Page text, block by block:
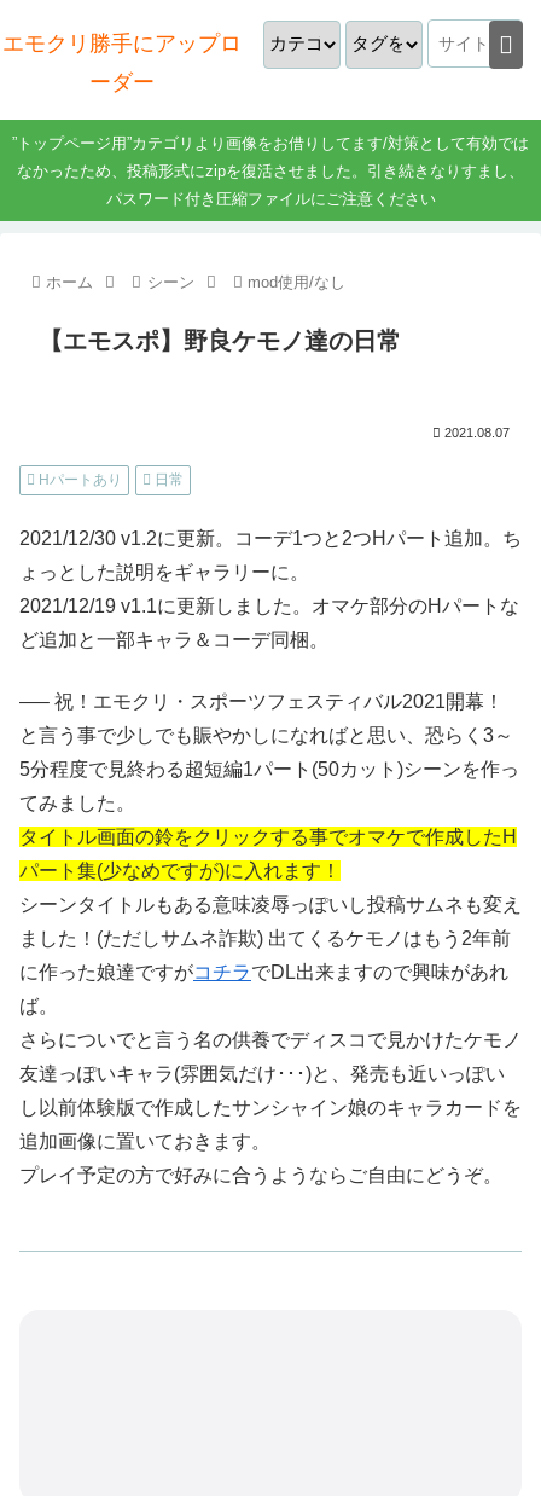
エモクリ勝手にアップロ
ーダー
”トップページ用”カテゴリより画像をお借りしてます/対策として有効では
なかったため、投稿形式にzipを復活させました。引き続きなりすまし、
パスワード付き圧縮ファイルにご注意ください
ホーム シーン mod使用/なし
【エモスポ】野良ケモノ達の日常
2021.08.07
Hパートあり 日常
2021/12/30 v1.2に更新。コーデ1つと2つHパート追加。ち
ょっとした説明をギャラリーに。
2021/12/19 v1.1に更新しました。オマケ部分のHパートな
ど追加と一部キャラ＆コーデ同梱。
—– 祝！エモクリ・スポーツフェスティバル2021開幕！
と言う事で少しでも賑やかしになればと思い、恐らく3～
5分程度で見終わる超短編1パート(50カット)シーンを作っ
てみました。
タイトル画面の鈴をクリックする事でオマケで作成したH
パート集(少なめですが)に入れます！
シーンタイトルもある意味凌辱っぽいし投稿サムネも変え
ました！(ただしサムネ詐欺) 出てくるケモノはもう2年前
に作った娘達ですがコチラでDL出来ますので興味があれ
ば。
さらについでと言う名の供養でディスコで見かけたケモノ
友達っぽいキャラ(雰囲気だけ･･･)と、発売も近いっぽい
し以前体験版で作成したサンシャイン娘のキャラカードを
追加画像に置いておきます。
プレイ予定の方で好みに合うようならご自由にどうぞ。